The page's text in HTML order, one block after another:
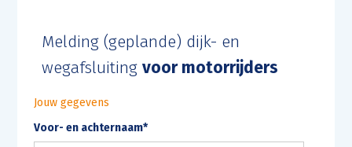
Melding (geplande) dijk- en
wegafsluiting voor motorrijders
Jouw gegevens
Voor- en achternaam*